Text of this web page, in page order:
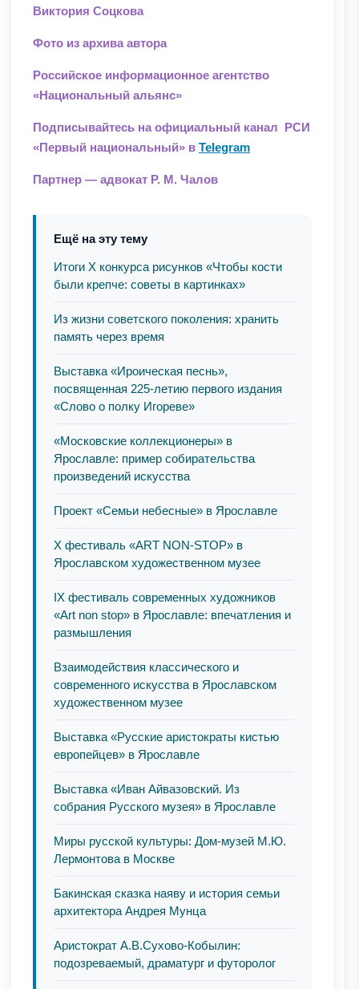
Виктория Соцкова
Фото из архива автора
Российское информационное агентство
«Национальный альянс»
Подписывайтесь на официальный канал РСИ
«Первый национальный» в Telegram
Партнер — адвокат Р. М. Чалов
Ещё на эту тему
Итоги Х конкурса рисунков «Чтобы кости
были крепче: советы в картинках»
Из жизни советского поколения: хранить
память через время
Выставка «Ироическая песнь»,
посвященная 225-летию первого издания
«Слово о полку Игореве»
«Московские коллекционеры» в
Ярославле: пример собирательства
произведений искусства
Проект «Семьи небесные» в Ярославле
Х фестиваль «ART NON-STOP» в
Ярославском художественном музее
IX фестиваль современных художников
«Art non stop» в Ярославле: впечатления и
размышления
Взаимодействия классического и
современного искусства в Ярославском
художественном музее
Выставка «Русские аристократы кистью
европейцев» в Ярославле
Выставка «Иван Айвазовский. Из
собрания Русского музея» в Ярославле
Миры русской культуры: Дом-музей М.Ю.
Лермонтова в Москве
Бакинская сказка наяву и история семьи
архитектора Андрея Мунца
Аристократ А.В.Сухово-Кобылин:
подозреваемый, драматург и футоролог